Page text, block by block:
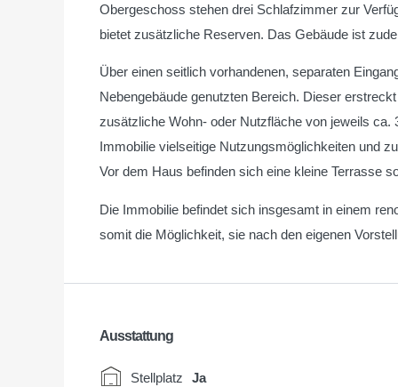
Obergeschoss stehen drei Schlafzimmer zur
bietet zusätzliche Reserven. Das Gebäude ist
Über einen seitlich vorhandenen, separaten
Nebengebäude genutzten Bereich. Dieser
zusätzliche Wohn- oder Nutzfläche von jeweils ca.
Immobilie vielseitige Nutzungsmöglichkeiten und
Vor dem Haus befinden sich eine kleine Terrasse
Die Immobilie befindet sich insgesamt in einem
somit die Möglichkeit, sie nach den eigenen
Ausstattung
Stellplatz Ja